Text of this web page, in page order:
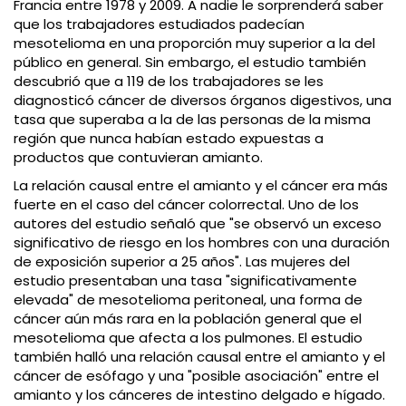
Francia entre 1978 y 2009. A nadie le sorprenderá saber
que los trabajadores estudiados padecían
mesotelioma en una proporción muy superior a la del
público en general. Sin embargo, el estudio también
descubrió que a 119 de los trabajadores se les
diagnosticó cáncer de diversos órganos digestivos, una
tasa que superaba a la de las personas de la misma
región que nunca habían estado expuestas a
productos que contuvieran amianto.
La relación causal entre el amianto y el cáncer era más
fuerte en el caso del cáncer colorrectal. Uno de los
autores del estudio señaló que "se observó un exceso
significativo de riesgo en los hombres con una duración
de exposición superior a 25 años". Las mujeres del
estudio presentaban una tasa "significativamente
elevada" de mesotelioma peritoneal, una forma de
cáncer aún más rara en la población general que el
mesotelioma que afecta a los pulmones. El estudio
también halló una relación causal entre el amianto y el
cáncer de esófago y una "posible asociación" entre el
amianto y los cánceres de intestino delgado e hígado.